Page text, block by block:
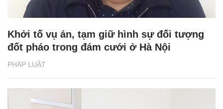
PHÁP LUẬT
Khởi tố vụ án, tạm giữ hình sự đối tượng
đốt pháo trong đám cưới ở Hà Nội